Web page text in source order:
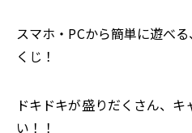
スマホ・PCから簡単に遊べ
くじ！
ドキドキが盛りだくさん、
い！！